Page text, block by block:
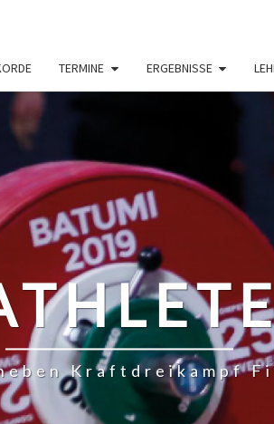
TERMINE ERGEBNISSE
Kraftdreikampf